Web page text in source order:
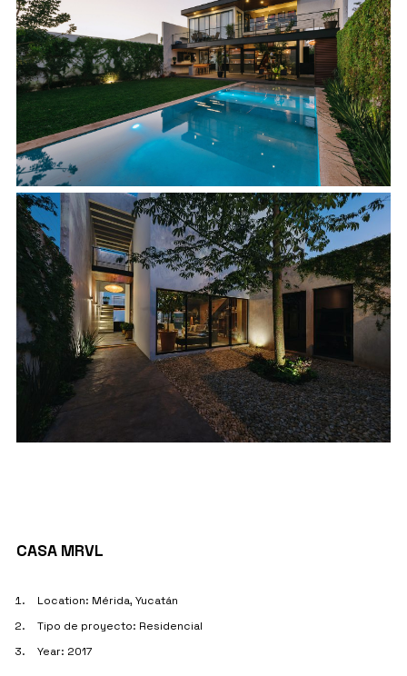
CASA MRVL
Location: Mérida, Yucatán
Tipo de proyecto: Residencial
Year: 2017